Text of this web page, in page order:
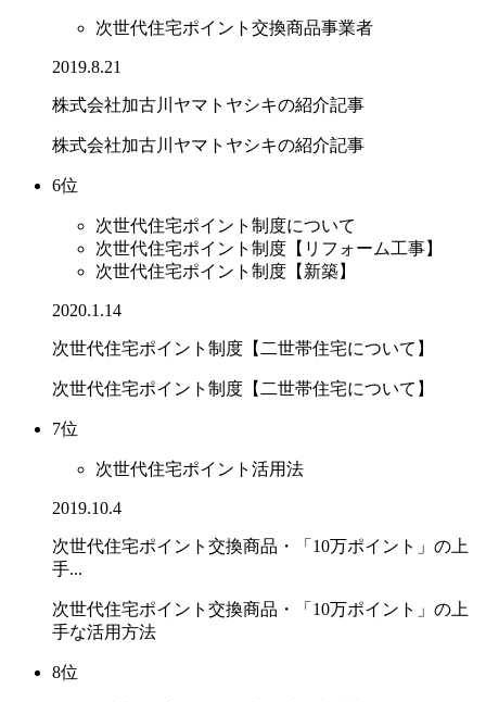
次世代住宅ポイント交換商品事業者
2019.8.21
株式会社加古川ヤマトヤシキの紹介記事
株式会社加古川ヤマトヤシキの紹介記事
6位
次世代住宅ポイント制度について
次世代住宅ポイント制度【リフォーム工事】
次世代住宅ポイント制度【新築】
2020.1.14
次世代住宅ポイント制度【二世帯住宅について】
次世代住宅ポイント制度【二世帯住宅について】
7位
次世代住宅ポイント活用法
2019.10.4
次世代住宅ポイント交換商品・「10万ポイント」の上
手...
次世代住宅ポイント交換商品・「10万ポイント」の上
手な活用方法
8位